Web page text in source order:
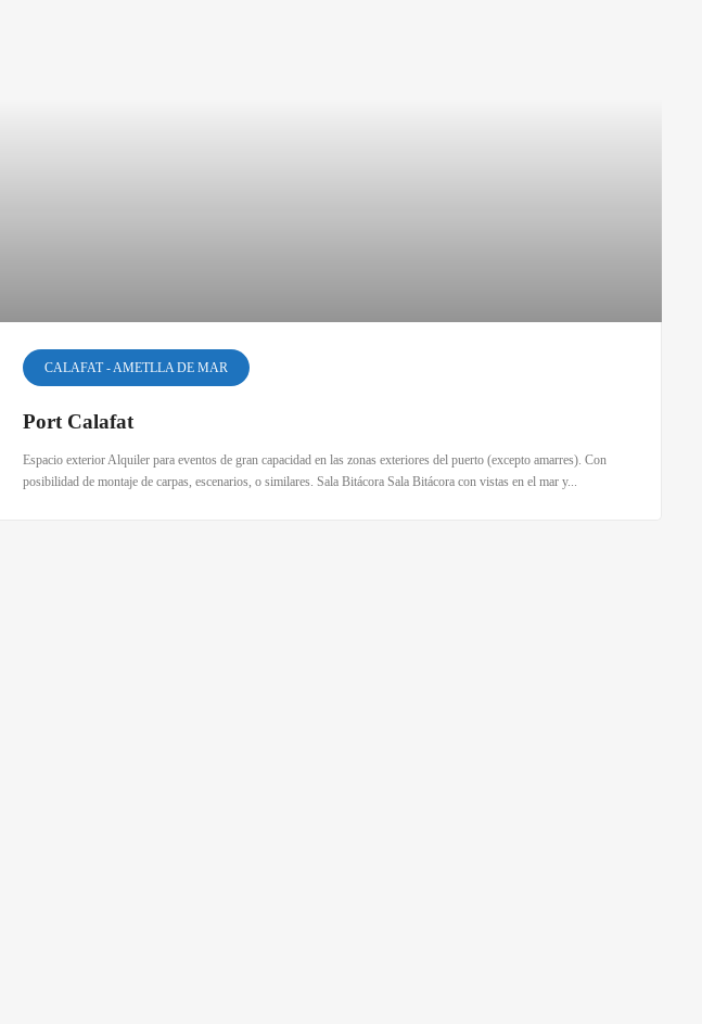
CALAFAT - AMETLLA DE MAR
Port Calafat
Espacio exterior Alquiler para eventos de gran capacidad en las zonas exteriores del puerto (excepto amarres). Con
posibilidad de montaje de carpas, escenarios, o similares. Sala Bitácora Sala Bitácora con vistas en el mar y...